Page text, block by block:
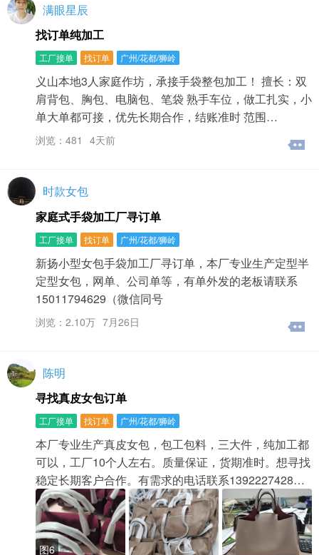
满眼星辰
找订单纯加工
工厂接单 找订单 广州/花都/狮岭
义山本地3人家庭作坊，承接手袋整包加工！ 擅长：双
肩背包、胸包、电脑包、笔袋 熟手车位，做工扎实，小
单大单都可接，优先长期合作，结账准时 范围…
浏览：481 4天前
时款女包
家庭式手袋加工厂寻订单
工厂接单 找订单 广州/花都/狮岭
新扬小型女包手袋加工厂寻订单，本厂专业生产定型半
定型女包，网单、公司单等，有单外发的老板请联系
15011794629（微信同号
浏览：2.10万 7月26日
陈明
寻找真皮女包订单
工厂接单 找订单 广州/花都/狮岭
本厂专业生产真皮女包，包工包料，三大件，纯加工都
可以，工厂10个人左右。质量保证，货期准时。想寻找
稳定长期客户合作。有需求的电话联系1392227428…
图6